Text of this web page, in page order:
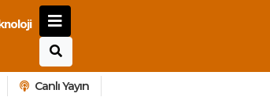
Canlı Yayın